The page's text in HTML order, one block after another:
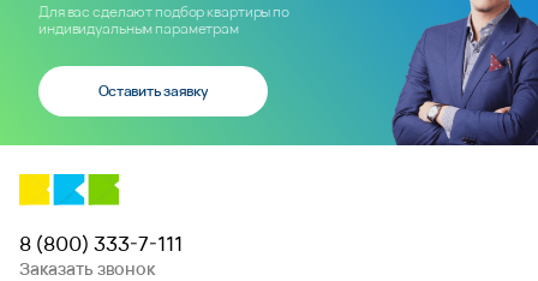
Для вас сделают подбор квартиры по
индивидуальным параметрам
Оставить заявку
8 (800) 333-7-111
Заказать звонок